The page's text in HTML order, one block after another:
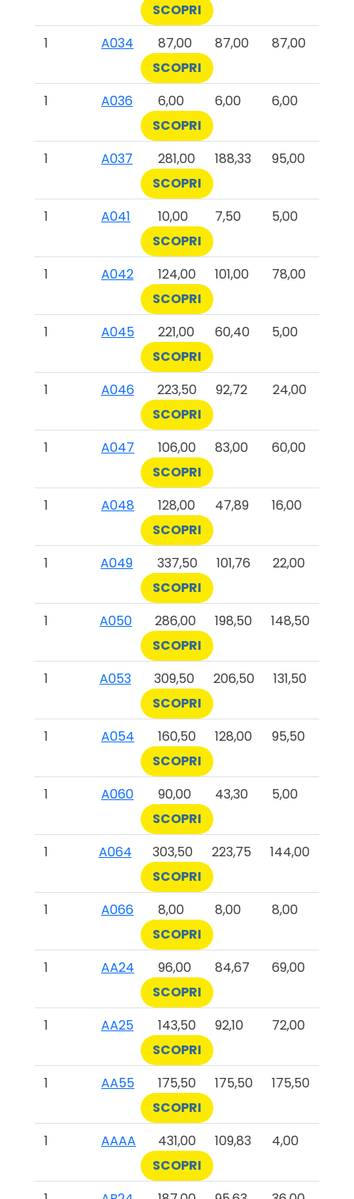
SCOPRI
1
A034 87,00 87,00
87,00
SCOPRI
1
A036 6,00 6,00
6,00
SCOPRI
1
A037 281,00 188,33
95,00
SCOPRI
1
A041 10,00 7,50
5,00
SCOPRI
1
A042 124,00 101,00
78,00
SCOPRI
1
A045 221,00 60,40
5,00
SCOPRI
1
A046 223,50 92,72
24,00
SCOPRI
1
A047 106,00 83,00
60,00
SCOPRI
1
A048 128,00 47,89
16,00
SCOPRI
1
A049 337,50 101,76
22,00
SCOPRI
1
A050 286,00 198,50
148,50
SCOPRI
1
A053 309,50 206,50
131,50
SCOPRI
1
A054 160,50 128,00
95,50
SCOPRI
1
A060 90,00 43,30
5,00
SCOPRI
1
A064 303,50 223,75
144,00
SCOPRI
1
A066 8,00 8,00
8,00
SCOPRI
1
AA24 96,00 84,67
69,00
SCOPRI
1
AA25 143,50 92,10
72,00
SCOPRI
1
AA55 175,50 175,50
175,50
SCOPRI
1
AAAA 431,00 109,83
4,00
SCOPRI